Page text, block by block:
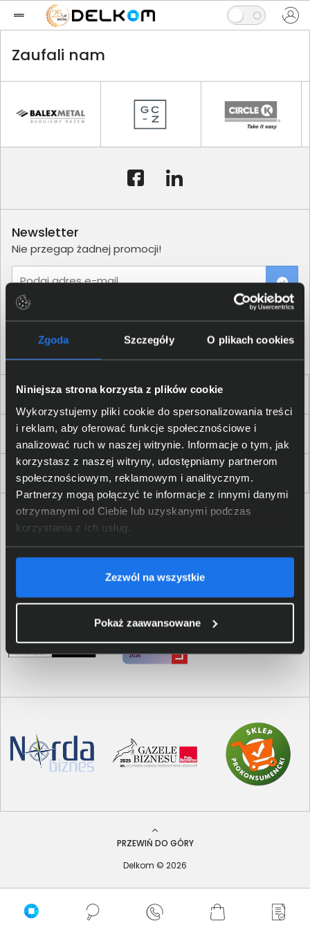
Zgoda Szczegóły O plikach cookies
Niniejsza strona korzysta z plików cookie
Wykorzystujemy pliki cookie do spersonalizowania treści
i reklam, aby oferować funkcje społecznościowe i
analizować ruch w naszej witrynie. Informacje o tym, jak
korzystasz z naszej witryny, udostępniamy partnerom
społecznościowym, reklamowym i analitycznym.
Partnerzy mogą połączyć te informacje z innymi danymi
otrzymanymi od Ciebie lub uzyskanymi podczas
korzystania z ich usług.
Zezwól na wszystkie
Pokaż zaawansowane
Zaufali nam
Dla Firm i Instytucji
Zakupy
Delkom 2000
Newsletter
Nie przegap żadnej promocji!
Podaj adres e-mail
PRZEWIŃ DO GÓRY
Delkom © 2026